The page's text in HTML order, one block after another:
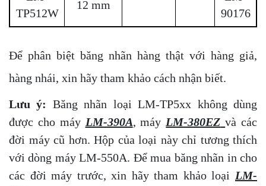
TP512W
12 mm
90176
Để phân biệt băng nhãn hàng thật với hàng giả,
hàng nhái, xin hãy tham khảo cách nhận biết.
Lưu ý: Băng nhãn loại LM-TP5xx không dùng
được cho máy LM-390A, máy LM-380EZ và các
đời máy cũ hơn. Hộp của loại này chỉ tương thích
với dòng máy LM-550A. Để mua băng nhãn in cho
các đời máy trước, xin hãy tham khảo loại LM-